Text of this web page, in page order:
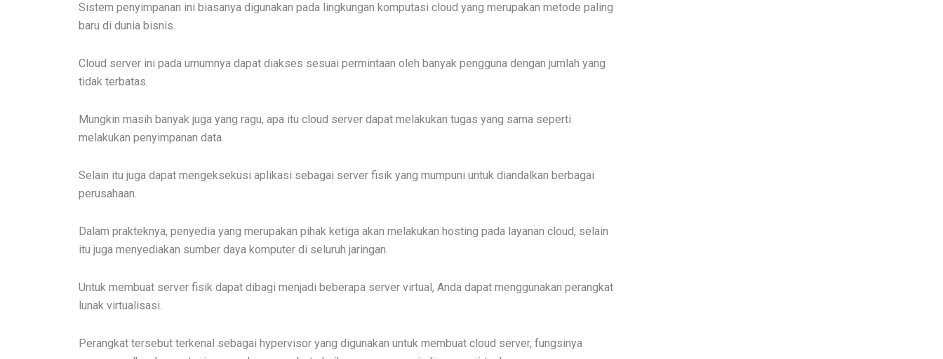
Sistem penyimpanan ini biasanya digunakan pada lingkungan komputasi cloud yang merupakan metode paling
baru di dunia bisnis.
Cloud server ini pada umumnya dapat diakses sesuai permintaan oleh banyak pengguna dengan jumlah yang
tidak terbatas.
Mungkin masih banyak juga yang ragu, apa itu cloud server dapat melakukan tugas yang sama seperti
melakukan penyimpanan data.
Selain itu juga dapat mengeksekusi aplikasi sebagai server fisik yang mumpuni untuk diandalkan berbagai
perusahaan.
Dalam prakteknya, penyedia yang merupakan pihak ketiga akan melakukan hosting pada layanan cloud, selain
itu juga menyediakan sumber daya komputer di seluruh jaringan.
Untuk membuat server fisik dapat dibagi menjadi beberapa server virtual, Anda dapat menggunakan perangkat
lunak virtualisasi.
Perangkat tersebut terkenal sebagai hypervisor yang digunakan untuk membuat cloud server, fungsinya